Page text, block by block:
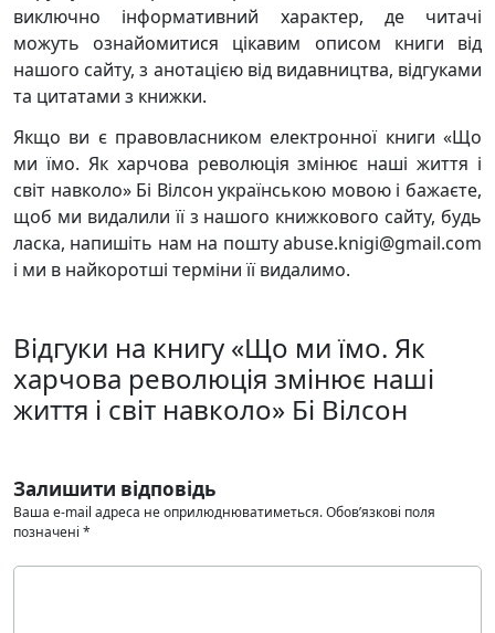
виключно інформативний характер, де читачі
можуть ознайомитися цікавим описом книги від
нашого сайту, з анотацією від видавництва, відгуками
та цитатами з книжки.
Якщо ви є правовласником електронної книги «Що
ми їмо. Як харчова революція змінює наші життя і
світ навколо» Бі Вілсон українською мовою і бажаєте,
щоб ми видалили її з нашого книжкового сайту, будь
ласка, напишіть нам на пошту abuse.knigi@gmail.com
і ми в найкоротші терміни її видалимо.
Відгуки на книгу «Що ми їмо. Як
харчова революція змінює наші
життя і світ навколо» Бі Вілсон
Залишити відповідь
Ваша e-mail адреса не оприлюднюватиметься.Обов’язкові поля
позначені *